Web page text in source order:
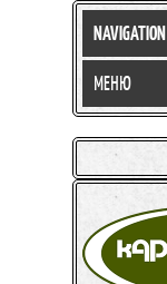
NAVIGATION
МЕНЮ